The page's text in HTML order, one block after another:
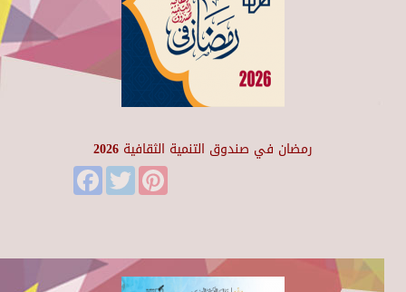
رمضان في صندوق التنمية الثقافية 2026
FacebookTwitter